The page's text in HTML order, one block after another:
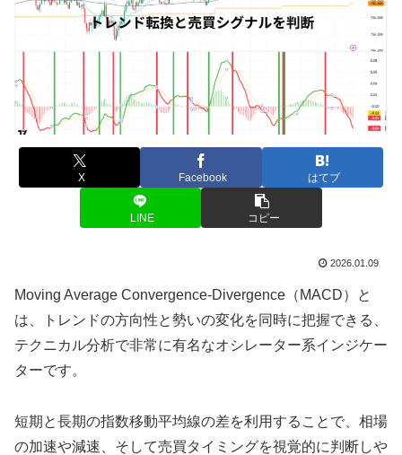
X Facebook はてブ
LINE コピー
2026.01.09
Moving Average Convergence-Divergence（MACD）と
は、トレンドの方向性と勢いの変化を同時に把握できる、
テクニカル分析で非常に有名なオシレーター系インジケー
ターです。
短期と長期の指数移動平均線の差を利用することで、相場
の加速や減速、そして売買タイミングを視覚的に判断しや